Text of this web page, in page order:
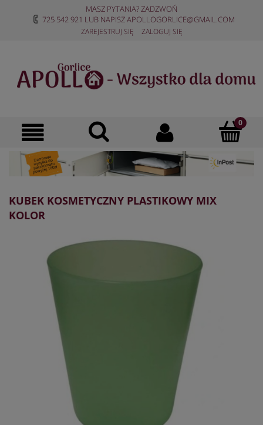
MASZ PYTANIA? ZADZWOŃ
725 542 921 LUB NAPISZAPOLLOGORLICE@GMAIL.COM
ZAREJESTRUJ SIĘ ZALOGUJ SIĘ
KUBEK KOSMETYCZNY PLASTIKOWY MIX
KOLOR